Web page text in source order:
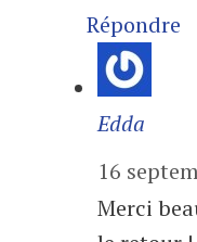
Répondre
Edda
16
Merci